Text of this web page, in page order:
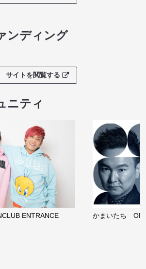
ンディング
サイトを閲覧する
ニティ
ENTRANCE かまいたち